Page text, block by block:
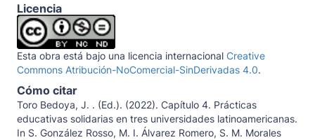
Licencia
Esta obra está bajo una licencia internacional Creative
Commons Atribución-NoComercial-SinDerivadas 4.0.
Cómo citar
Toro Bedoya, J. . (Ed.). (2022). Capítulo 4. Prácticas
educativas solidarias en tres universidades latinoamericanas.
In S. González Rosso, M. I. Álvarez Romero, S. M. Morales